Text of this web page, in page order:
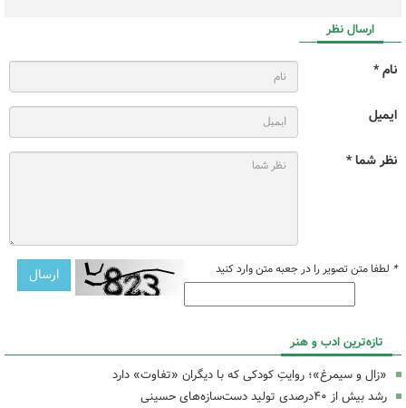
ارسال نظر
نام *
ایمیل
نظر شما *
* لطفا متن تصویر را در جعبه متن وارد کنید
تازه‌ترین ادب و هنر
«زال و سیمرغ»؛ روایتِ کودکی که با دیگران «تفاوت» دارد
رشد بیش از ۴۰درصدی تولید دست‌سازه‌های حسینی